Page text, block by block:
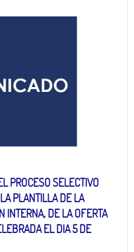
PROCESO SELECTIVO
PLANTILLA DE LA
INTERNA, DE LA OFERTA
EL DIA 5 DE